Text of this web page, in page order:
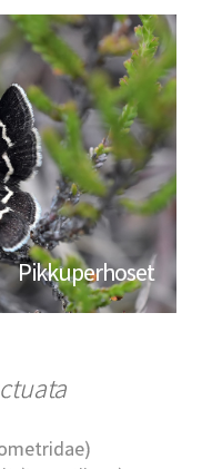
Pikkuperhoset